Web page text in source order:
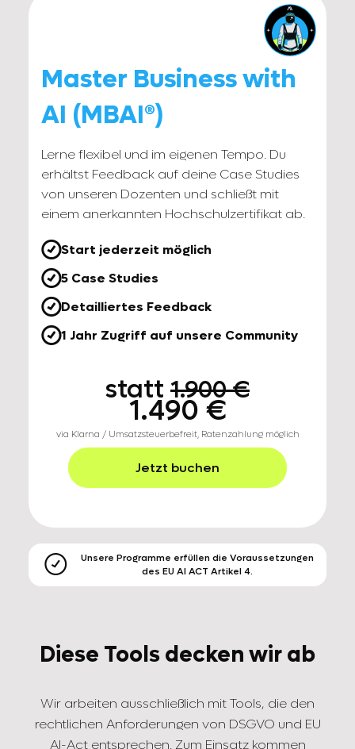
Master Business with
AI (MBAI®)
Lerne flexibel und im eigenen Tempo. Du
erhältst Feedback auf deine Case Studies
von unseren Dozenten und schließt mit
einem anerkannten Hochschulzertifikat ab.
Start jederzeit möglich
5 Case Studies
Detailliertes Feedback
1 Jahr Zugriff auf unsere Community
statt 1.900 €
1.490 €
via Klarna / Umsatzsteuerbefreit, Ratenzahlung möglich
Jetzt buchen

Unsere Programme erfüllen die Voraussetzungen
des EU AI ACT Artikel 4.
Diese Tools decken wir ab
Wir arbeiten ausschließlich mit Tools, die den
rechtlichen Anforderungen von DSGVO und EU
AI-Act entsprechen. Zum Einsatz kommen